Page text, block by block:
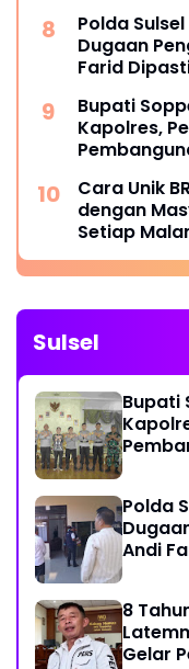
Polda
Dugaan
Farid
Bupati
Kapolres,
Cara Unik
dengan
Setiap
Sulsel
Bupati
Polda
Andi
8
Gelar